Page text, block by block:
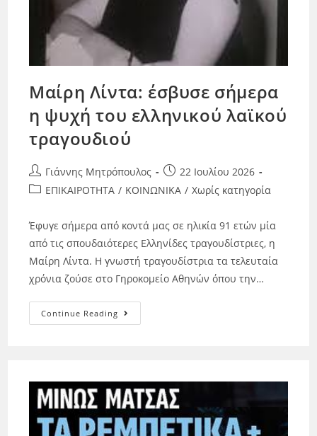
Μαίρη Λίντα: έσβυσε σήμερα
η ψυχή του ελληνικού λαϊκού
τραγουδιού
Γιάννης Μητρόπουλος
22 Ιουλίου 2026
ΕΠΙΚΑΙΡΟΤΗΤΑ / ΚΟΙΝΩΝΙΚΑ / Χωρίς κατηγορία
Έφυγε σήμερα από κοντά μας σε ηλικία 91 ετών μία
από τις σπουδαιότερες Ελληνίδες τραγουδίστριες, η
Μαίρη Λίντα. Η γνωστή τραγουδίστρια τα τελευταία
χρόνια ζούσε στο Γηροκομείο Αθηνών όπου την…
Continue Reading